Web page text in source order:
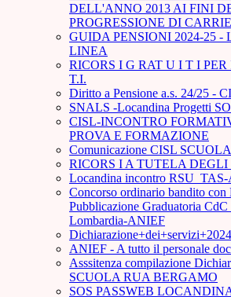
DELL'ANNO 2013 AI FINI
PROGRESSIONE DI
GUIDA PENSIONI 2024-25 -
LINEA
RICORS I G RAT U I T I
T.I.
Diritto a Pensione a.s. 24/25 -
SNALS -Locandina Progetti
CISL-INCONTRO
PROVA E FORMAZIONE
Comunicazione CISL SCUOLA
RICORS I A TUTELA DEGLI
Locandina incontro
Concorso ordinario bandito
Pubblicazione Graduatoria
Lombardia-ANIEF
ANIEF - A tutto il personale
Asssitenza compilazione
SCUOLA RUA BERGAMO
SOS PASSWEB